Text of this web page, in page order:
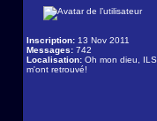
Inscription: 13 Nov 2011
Messages: 742
Localisation: Oh mon dieu, ILS
m'ont retrouvé!